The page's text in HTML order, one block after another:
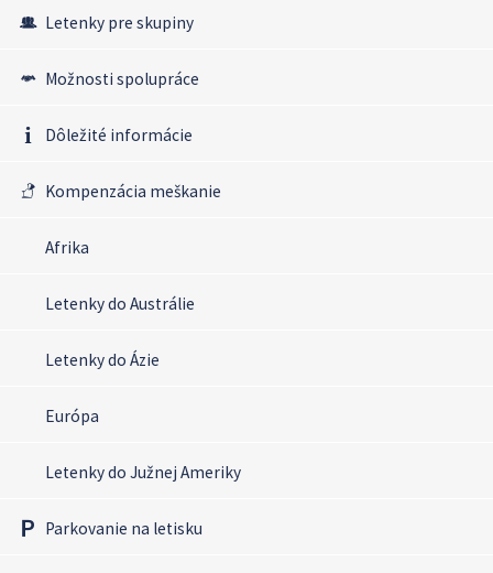
Letenky pre skupiny
Možnosti spolupráce
Dôležité informácie
Kompenzácia meškanie
Afrika
Letenky do Austrálie
Letenky do Ázie
Európa
Letenky do Južnej Ameriky
Parkovanie na letisku